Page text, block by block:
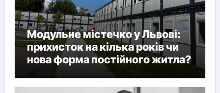
Модульне містечко у Львові:
прихисток на кілька років чи
нова форма постійного житла?